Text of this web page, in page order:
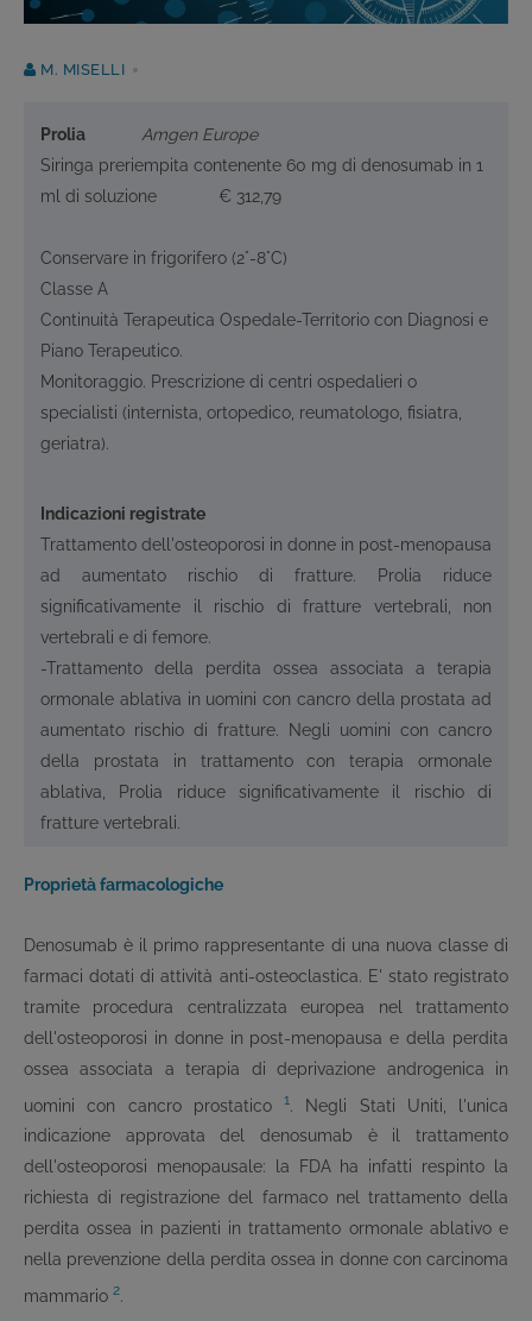
M. MISELLI
Prolia
Amgen Europe
Siringa preriempita contenente 60 mg di denosumab in 1
ml di soluzione € 312,79
Conservare in frigorifero (2°-8°C)
Classe A
Continuità Terapeutica Ospedale-Territorio con Diagnosi e
Piano Terapeutico.
Monitoraggio. Prescrizione di centri ospedalieri o
specialisti (internista, ortopedico, reumatologo, fisiatra,
geriatra).
Indicazioni registrate
Trattamento dell'osteoporosi in donne in post-menopausa
ad aumentato rischio di fratture. Prolia riduce
significativamente il rischio di fratture vertebrali, non
vertebrali e di femore.
-Trattamento della perdita ossea associata a terapia
ormonale ablativa in uomini con cancro della prostata ad
aumentato rischio di fratture. Negli uomini con cancro
della prostata in trattamento con terapia ormonale
ablativa, Prolia riduce significativamente il rischio di
fratture vertebrali.
Proprietà farmacologiche
Denosumab è il primo rappresentante di una nuova classe di
farmaci dotati di attività anti-osteoclastica. E' stato registrato
tramite procedura centralizzata europea nel trattamento
dell'osteoporosi in donne in post-menopausa e della perdita
ossea associata a terapia di deprivazione androgenica in
uomini con cancro prostatico 1. Negli Stati Uniti, l'unica
indicazione approvata del denosumab è il trattamento
dell'osteoporosi menopausale: la FDA ha infatti respinto la
richiesta di registrazione del farmaco nel trattamento della
perdita ossea in pazienti in trattamento ormonale ablativo e
nella prevenzione della perdita ossea in donne con carcinoma
mammario 2.